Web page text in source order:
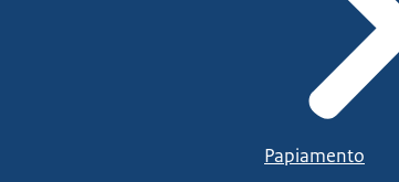
Papiamento